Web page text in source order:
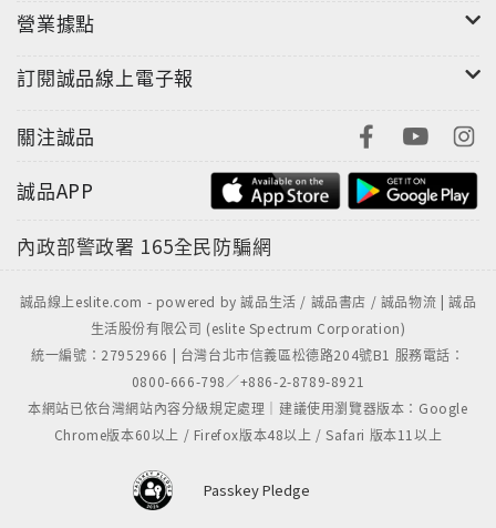
營業據點
訂閱誠品線上電子報
關注誠品
誠品APP
內政部警政署 165全民防騙網
誠品線上eslite.com - powered by 誠品生活 / 誠品書店 / 誠品物流 | 誠品
生活股份有限公司 (eslite Spectrum Corporation)
統一編號：27952966 | 台灣台北市信義區松德路204號B1 服務電話：
0800-666-798／+886-2-8789-8921
本網站已依台灣網站內容分級規定處理｜建議使用瀏覽器版本：Google
Chrome版本60以上 / Firefox版本48以上 / Safari 版本11以上
Passkey Pledge